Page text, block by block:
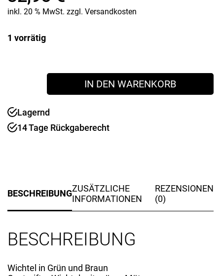
inkl. 20 % MwSt. zzgl. Versandkosten
1 vorrätig
72
cm
Menge
IN DEN WARENKORB
Lagernd
14 Tage Rückgaberecht
BESCHREIBUNGZUSÄTZLICHE
INFORMATIONEN
REZENSIONEN
(0)
BESCHREIBUNG
Wichtel in Grün und Braun